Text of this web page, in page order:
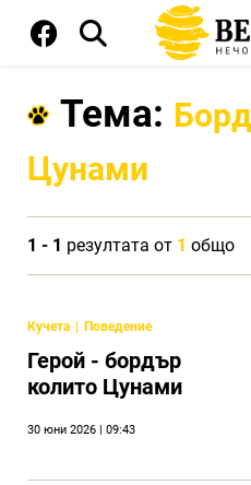
Тема:
Цунами
1 - 1 резултата от 1 общо
Кучета Поведение
Герой - бордър
колито Цунами
30 юни 2026 | 09:43